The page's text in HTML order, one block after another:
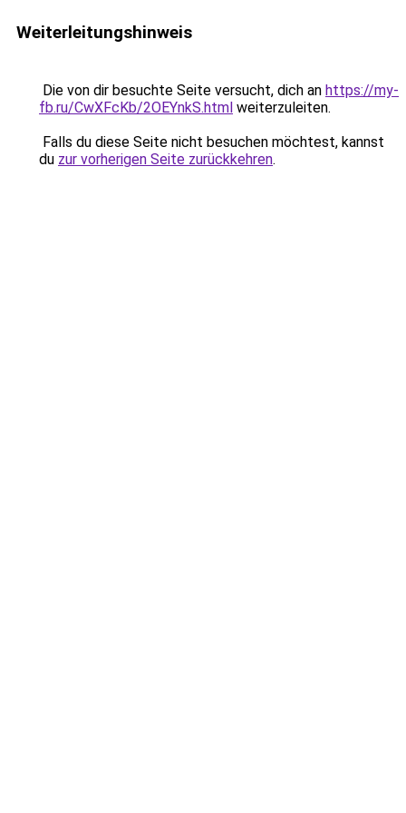
Weiterleitungshinweis
Die von dir besuchte Seite versucht, dich an https://my-
fb.ru/CwXFcKb/2OEYnkS.html weiterzuleiten.
Falls du diese Seite nicht besuchen möchtest, kannst
du zur vorherigen Seite zurückkehren.